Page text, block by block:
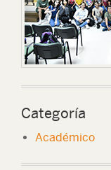
Categoría
Académico